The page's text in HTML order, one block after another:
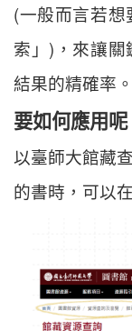
(一般而言若
索」)，來讓
結果的精確率。
要如何應用呢
以臺師大館藏
的書時，可以